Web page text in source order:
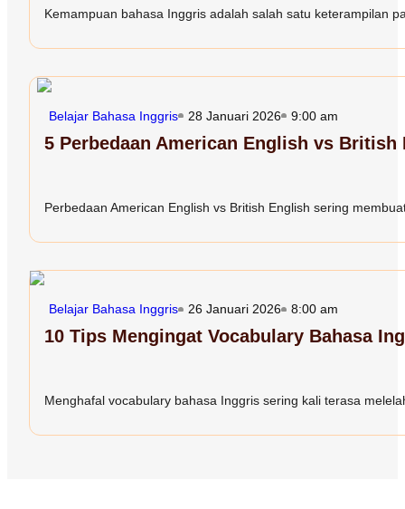
Kemampuan bahasa Inggris adalah salah satu keterampilan
Belajar Bahasa Inggris 28 Januari 2026 9:00 am
5 Perbedaan American English vs
Perbedaan American English vs British English sering
Belajar Bahasa Inggris 26 Januari 2026 8:00 am
10 Tips Mengingat Vocabulary Bahasa
Menghafal vocabulary bahasa Inggris sering kali terasa